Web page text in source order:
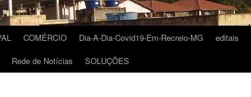
COMÉRCIO Dia-A-Dia-Covid19-Em-Recreio-MG editais
Rede de Notícias
SOLUÇÕES